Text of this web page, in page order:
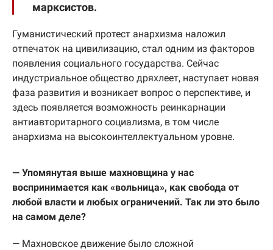
марксистов.
Гуманистический протест анархизма наложил
отпечаток на цивилизацию, стал одним из факторов
появления социального государства. Сейчас
индустриальное общество дряхлеет, наступает новая
фаза развития и возникает вопрос о перспективе, и
здесь появляется возможность реинкарнации
антиавторитарного социализма, в том числе
анархизма на высокоинтеллектуальном уровне.
— Упомянутая выше махновщина у нас
воспринимается как «вольница», как свобода от
любой власти и любых ограничений. Так ли это было
на самом деле?
— Махновское движение было сложной